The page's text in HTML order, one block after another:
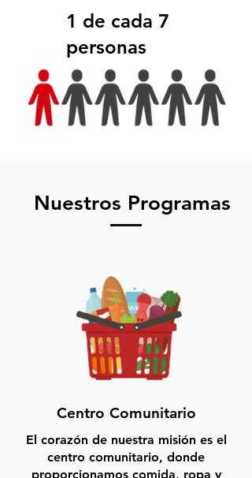
1 de cada 7
personas
Nuestros Programas
Centro Comunitario
El corazón de nuestra misión es el
centro comunitario, donde
proporcionamos comida, ropa y